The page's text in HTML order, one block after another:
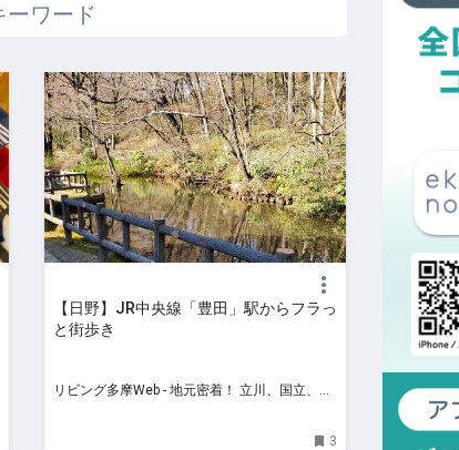
【日野】JR中央線「豊田」駅からフラっ
と街歩き
リビング多摩Web - 地元密着！ 立川、国立、八
3